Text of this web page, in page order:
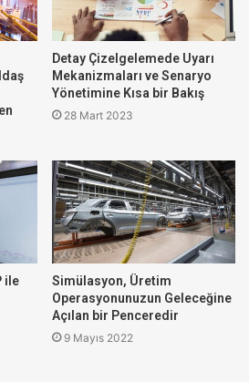
için hem de konuyu yerelleştirmek
gül üretimi ile özdeşletireyim.
of Things desek?)
tekrar kaynatılıp damıtılması
Sadece 1 kilogram gül yağı
kullanılıyor. Tüm bu zahmet,
gül yağı için !
yaprak ve kazanlar
neden kimse bahsetmiyor ?
Detay Çizelgelemede Uyarı
Mekanizmaları ve Senaryo
Yönetimine Kısa bir Bakış
28 Mart 2023
ile
Simülasyon, Üretim
Operasyonunuzun Geleceğine
Açılan bir Penceredir
9 Mayıs 2022